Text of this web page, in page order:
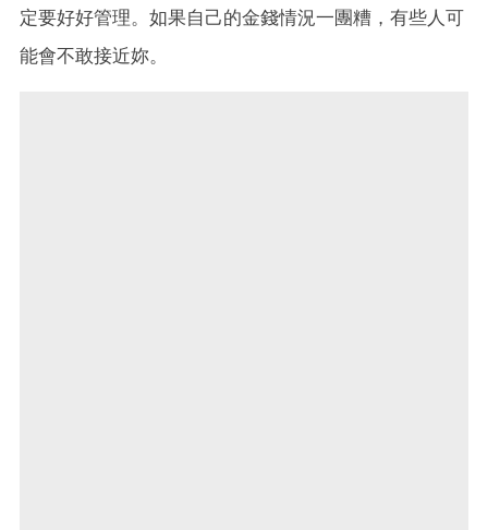
定要好好管理。如果自己的金錢情況一團糟，有些人可
能會不敢接近妳。